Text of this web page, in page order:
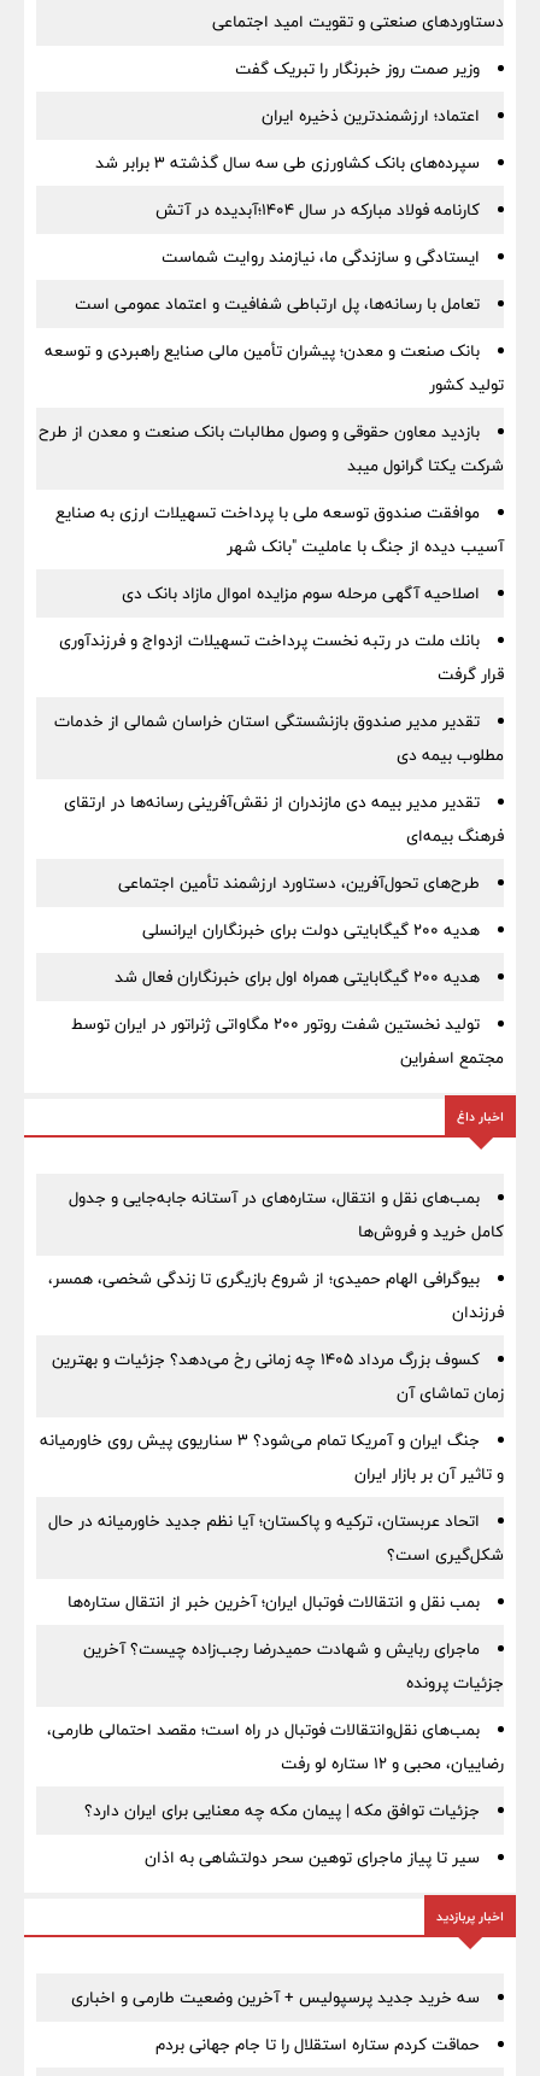
دستاوردهای صنعتی و تقویت امید اجتماعی
وزیر صمت روز خبرنگار را تبریک گفت
اعتماد؛ ارزشمندترین ذخیره ایران
سپرده‌های بانک کشاورزی طی سه سال گذشته ۳ برابر شد
کارنامه فولاد مبارکه در سال ۱۴۰۴؛آبدیده در آتش
ایستادگی و سازندگی ما، نیازمند روایت شماست
تعامل با رسانه‌ها، پل ارتباطی شفافیت و اعتماد عمومی است
بانک صنعت و معدن؛ پیشران تأمین مالی صنایع راهبردی و توسعه
تولید کشور
بازدید معاون حقوقی و وصول مطالبات بانک صنعت و معدن از طرح
شرکت یکتا گرانول میبد
موافقت صندوق توسعه ملی با پرداخت تسهیلات ارزی به صنایع
آسیب دیده از جنگ با عاملیت "بانک شهر
اصلاحیه آگهی مرحله سوم مزایده اموال مازاد بانک دی
بانك ملت در رتبه نخست پرداخت تسهیلات ازدواج و فرزندآوری
قرار گرفت
تقدیر مدیر صندوق بازنشستگی استان خراسان شمالی از خدمات
مطلوب بیمه دی
تقدیر مدیر بیمه دی مازندران از نقش‌آفرینی رسانه‌ها در ارتقای
فرهنگ بیمه‌ای
طرح‌های تحول‌آفرین، دستاورد ارزشمند تأمین اجتماعی
هدیه ۲۰۰ گیگابایتی دولت برای خبرنگاران ایرانسلی
هدیه ۲۰۰ گیگابایتی همراه اول برای خبرنگاران فعال شد
تولید نخستین شفت روتور ۲۰۰ مگاواتی ژنراتور در ایران توسط
مجتمع اسفراین
اخبار داغ
بمب‌های نقل و انتقال، ستاره‌های در آستانه جابه‌جایی و جدول
کامل خرید و فروش‌ها
بیوگرافی الهام حمیدی؛ از شروع بازیگری تا زندگی شخصی، همسر،
فرزندان
کسوف بزرگ مرداد ۱۴۰۵ چه زمانی رخ می‌دهد؟ جزئیات و بهترین
زمان تماشای آن
جنگ ایران و آمریکا تمام می‌شود؟ ۳ سناریوی پیش روی خاورمیانه
و تاثیر آن بر بازار ایران
اتحاد عربستان، ترکیه و پاکستان؛ آیا نظم جدید خاورمیانه در حال
شکل‌گیری است؟
بمب نقل‌ و انتقالات فوتبال ایران؛ آخرین خبر از انتقال ستاره‌ها
ماجرای ربایش و شهادت حمیدرضا رجب‌زاده چیست؟ آخرین
جزئیات پرونده
بمب‌های نقل‌وانتقالات فوتبال در راه است؛ مقصد احتمالی طارمی،
رضاییان، محبی و ۱۲ ستاره لو رفت
جزئیات توافق مکه | پیمان مکه چه معنایی برای ایران دارد؟
سیر تا پیاز ماجرای توهین سحر دولتشاهی به اذان
اخبار پربازدید
سه خرید جدید پرسپولیس + آخرین وضعیت طارمی و اخباری
حماقت کردم ستاره استقلال را تا جام جهانی بردم